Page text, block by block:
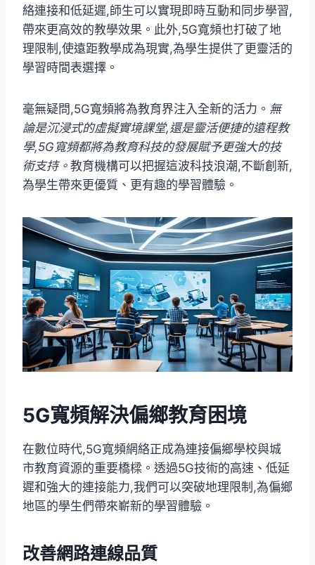
絡連接和低延遲,師生可以實現即時互動和同步學習,
帶來更高效的教學效果。此外,5G寬頻也打破了地
理限制,使遠距教學成為現實,為學生提供了更靈活的
學習時間表選擇。
毫無疑問,5G寬頻將為教育界注入全新的活力。 無
論是沉浸式的虛擬實境課堂,還是靈活便捷的遠程教
學,5G寬頻都將為教育科技的發展賦予更強大的技
術支持。 教育機構可以把握這波科技浪潮,不斷創新,
為學生帶來更優質、更有趣的學習體驗。
5G寬頻解決偏鄉教育困境
在數位時代,5G寬頻網絡正成為連接偏鄉學校與城
市教育資源的重要橋樑。透過5G技術的高速、低延
遲和強大的連接能力,我們可以突破地理限制,為偏鄉
地區的學生們帶來嶄新的學習體驗。
改善網路連線品質